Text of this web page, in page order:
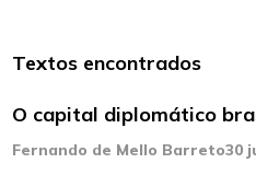
Textos encontrados
O capital diplomático
Fernando de Mello Barreto30